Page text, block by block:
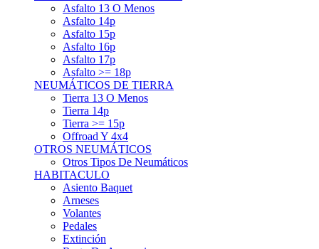
Asfalto 13 O Menos
Asfalto 14p
Asfalto 15p
Asfalto 16p
Asfalto 17p
Asfalto >= 18p
NEUMÁTICOS DE TIERRA
Tierra 13 O Menos
Tierra 14p
Tierra >= 15p
Offroad Y 4x4
OTROS NEUMÁTICOS
Otros Tipos De Neumáticos
HABITACULO
Asiento Baquet
Arneses
Volantes
Pedales
Extinción